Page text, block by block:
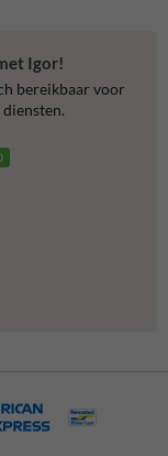
Igor!
bereikbaar voor